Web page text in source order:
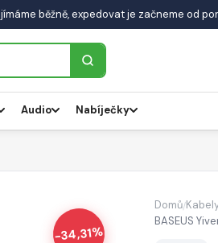
běžně, expedovat je začneme od
Audio Nabíječky
-34,31%
Domů/
BASEUS